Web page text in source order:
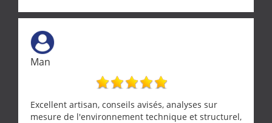
Man
Excellent artisan, conseils avisés, analyses sur
mesure de l'environnement technique et structurel,